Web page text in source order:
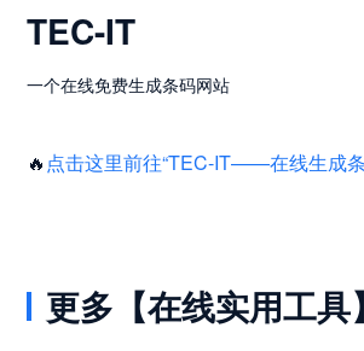
TEC-IT
一个在线免费生成条码网站
🔥 点击这里前往“TEC-IT——在线生成
更多【在线实用工具】